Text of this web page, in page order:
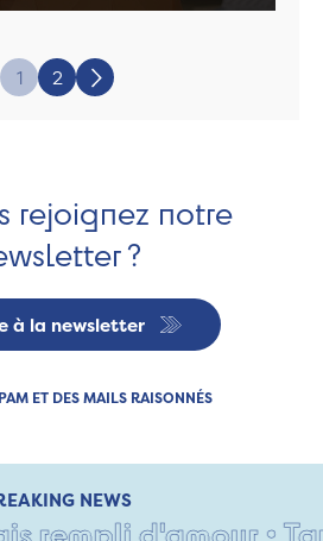
1 2 Suivant
rejoignez notre
?
à la newsletter
ET DES MAILS RAISONNÉS
NEWS